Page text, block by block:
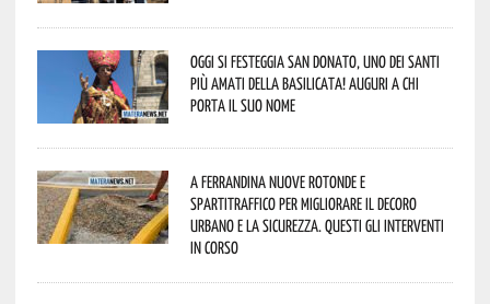
Oggi si festeggia San Donato, uno dei Santi
più amati della Basilicata! Auguri a chi
porta il suo nome
A Ferrandina nuove rotonde e
spartitraffico per migliorare il decoro
urbano e la sicurezza. Questi gli interventi
in corso